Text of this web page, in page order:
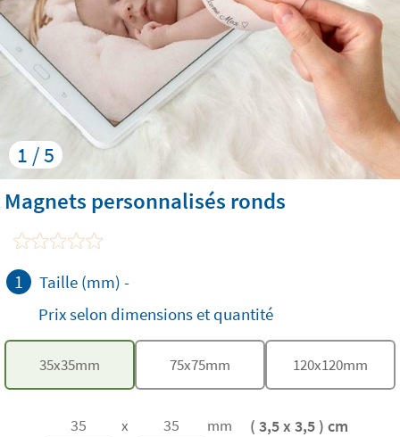
1 / 5
Magnets personnalisés ronds
1 Taille (mm) -
Prix selon dimensions et quantité
35x35mm 75x75mm 120x120mm
x mm ( 3,5 x 3,5 ) cm